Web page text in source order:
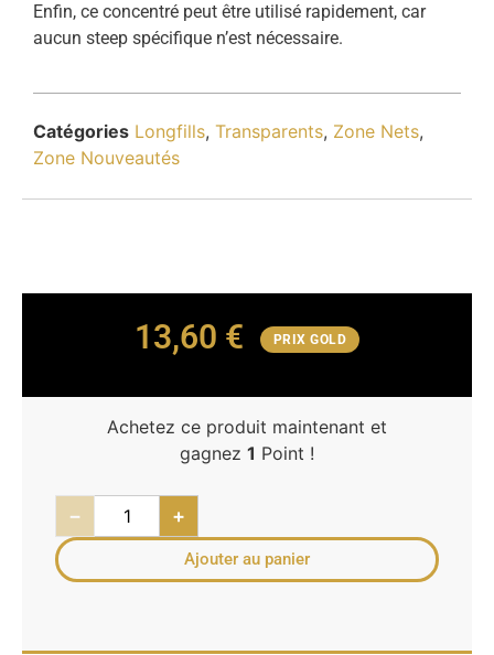
Enfin, ce concentré peut être utilisé rapidement, car
aucun steep spécifique n’est nécessaire.
Catégories Longfills, Transparents, Zone Nets,
Zone Nouveautés
13,60 € PRIX GOLD
Achetez ce produit maintenant et
gagnez 1 Point !
− +
Ajouter au panier